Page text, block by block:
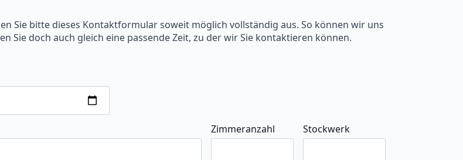
Sie bitte dieses Kontaktformular soweit möglich vollständig aus. So können wir uns
Sie doch auch gleich eine passende Zeit, zu der wir Sie kontaktieren können.
Zimmeranzahl Stockwerk